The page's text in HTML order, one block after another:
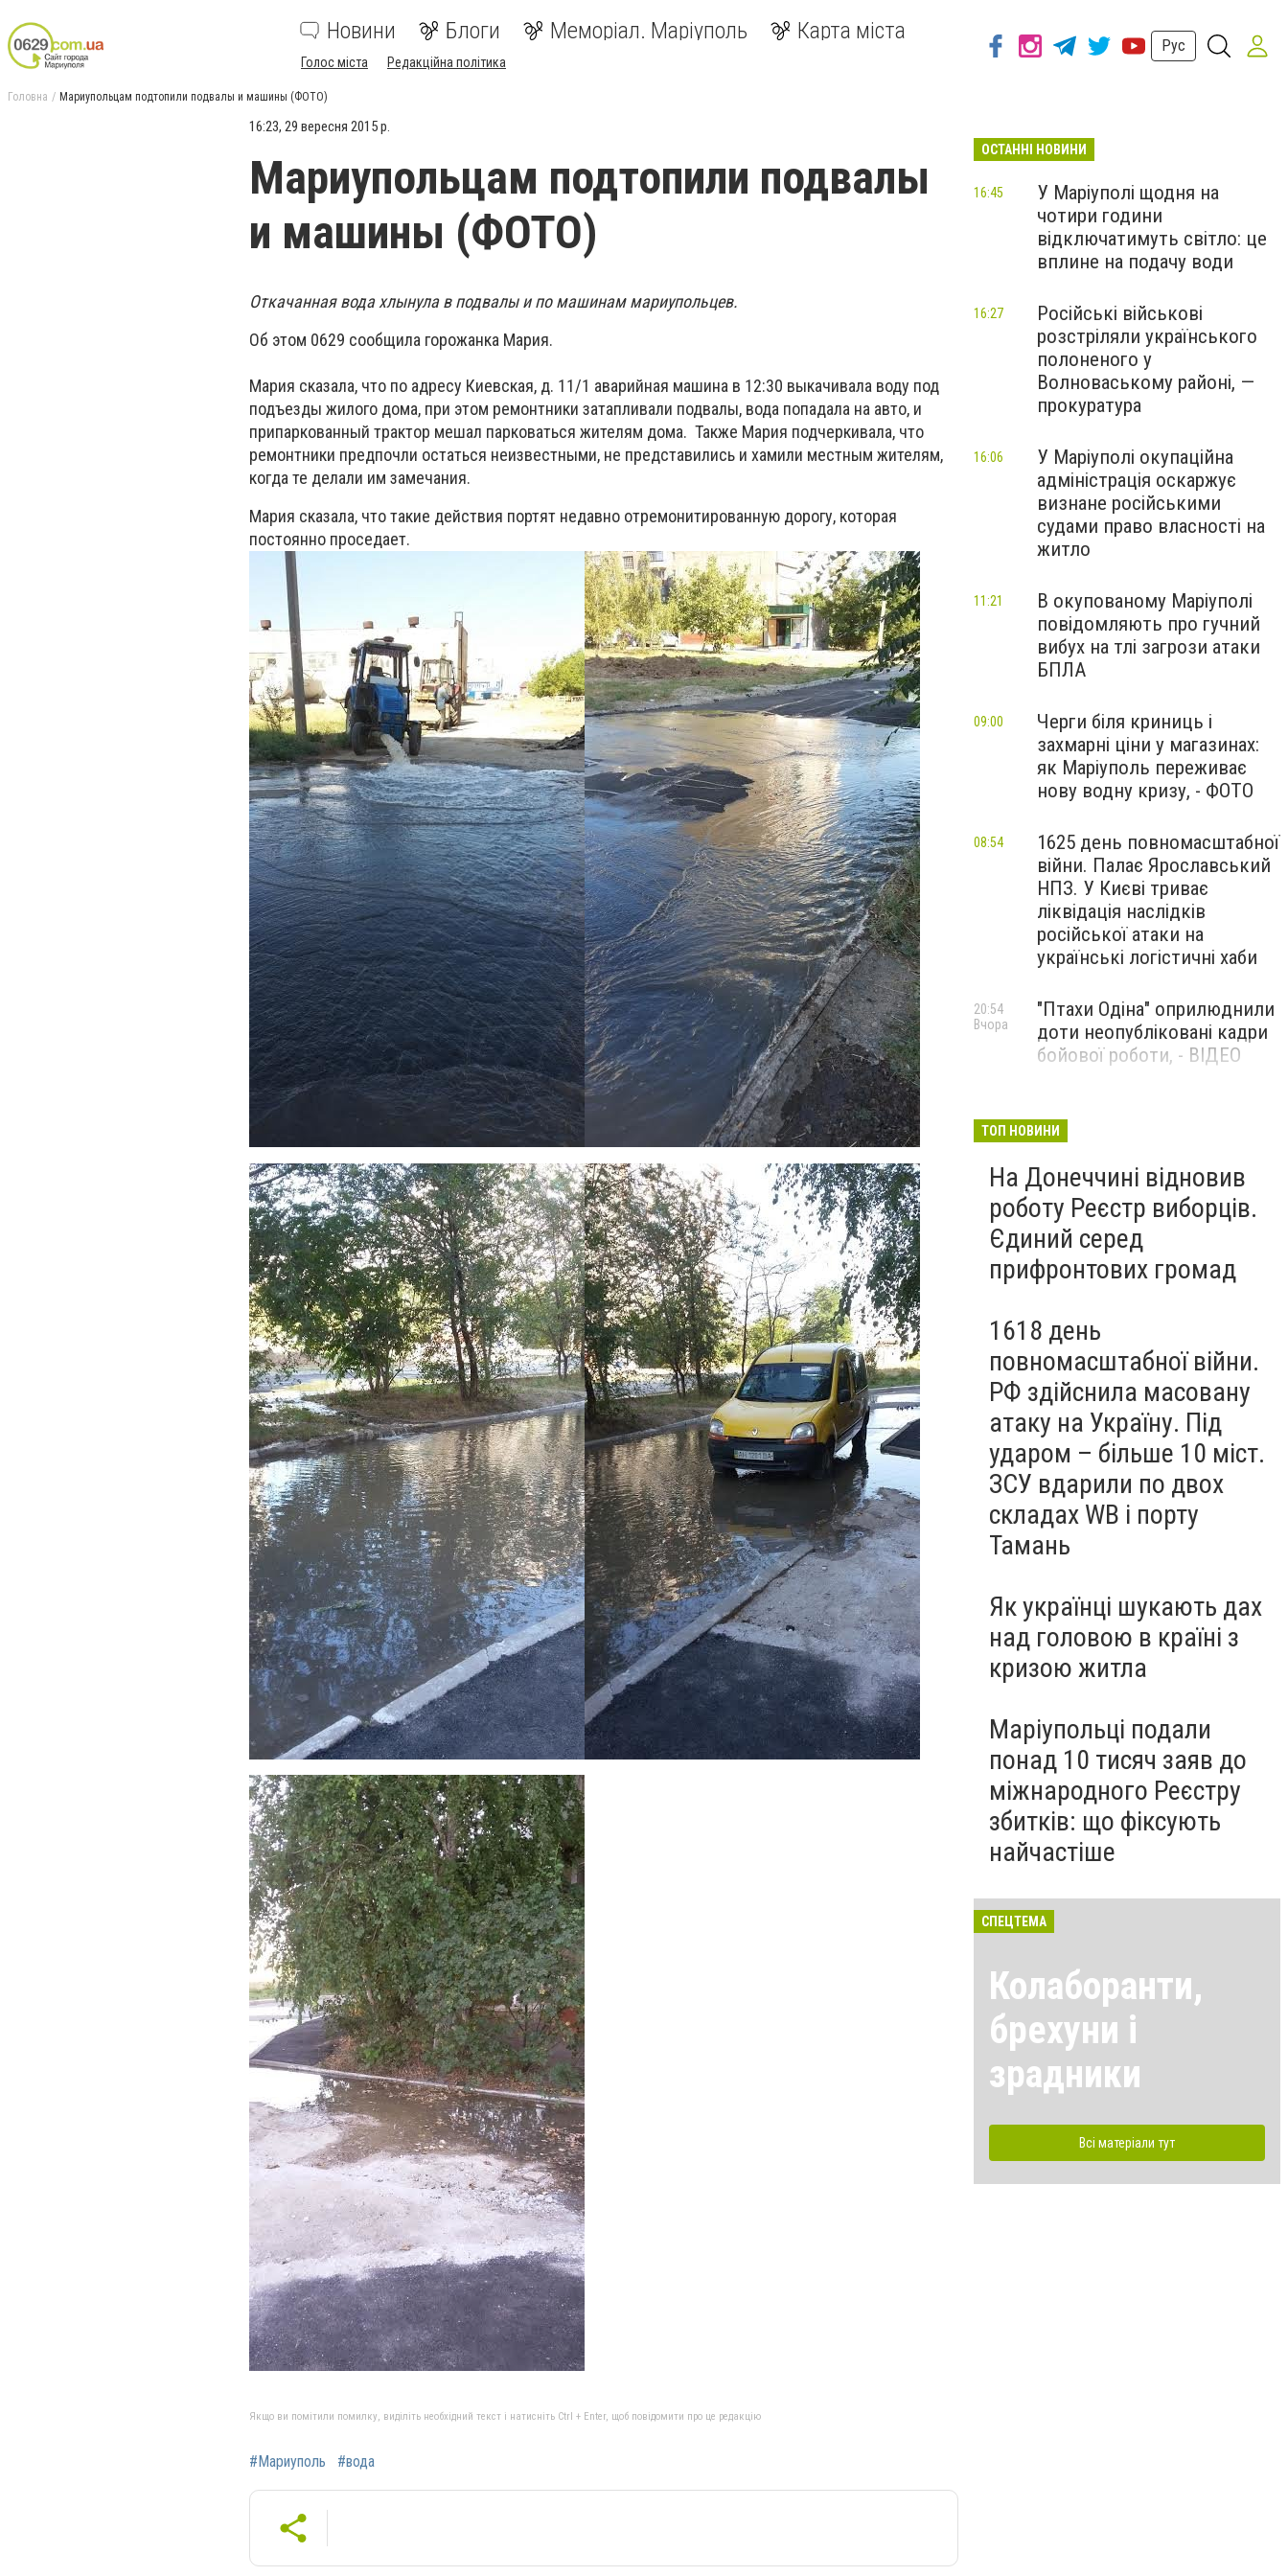
Новини Блоги Меморіал. Маріуполь Карта міста
Голос міста Редакційна політика
Рус
Головна Мариупольцам подтопили подвалы и машины (ФОТО)
16:23, 29 вересня 2015 р.
Мариупольцам подтопили подвалы
и машины (ФОТО)
Откачанная вода хлынула в подвалы и по машинам мариупольцев.
Об этом 0629 сообщила горожанка Мария.
Мария сказала, что по адресу Киевская, д. 11/1 аварийная машина в 12:30 выкачивала воду под
подъезды жилого дома, при этом ремонтники затапливали подвалы, вода попадала на авто, и
припаркованный трактор мешал парковаться жителям дома. Также Мария подчеркивала, что
ремонтники предпочли остаться неизвестными, не представились и хамили местным жителям,
когда те делали им замечания.
Мария сказала, что такие действия портят недавно отремонитированную дорогу, которая
постоянно проседает.
Якщо ви помітили помилку, виділіть необхідний текст і натисніть Ctrl + Enter, щоб повідомити про це редакцію
#Мариуполь #вода
ОСТАННІ НОВИНИ
У Маріуполі щодня на
чотири години
відключатимуть світло: це
вплине на подачу води
16:45
Російські військові
розстріляли українського
полоненого у
Волноваському районі, —
прокуратура
16:27
У Маріуполі окупаційна
адміністрація оскаржує
визнане російськими
судами право власності на
житло
16:06
В окупованому Маріуполі
повідомляють про гучний
вибух на тлі загрози атаки
БПЛА
11:21
Черги біля криниць і
захмарні ціни у магазинах:
як Маріуполь переживає
нову водну кризу, - ФОТО
09:00
1625 день повномасштабної
війни. Палає Ярославський
НПЗ. У Києві триває
ліквідація наслідків
російської атаки на
українські логістичні хаби
08:54
"Птахи Одіна" оприлюднили
доти неопубліковані кадри
бойової роботи, - ВІДЕО
20:54
Вчора
Бєдняков зіграє тата
новому українському
фільмі, - ФОТО
Вчора
ТОП НОВИНИ
На Донеччині відновив
роботу Реєстр виборців.
Єдиний серед
прифронтових громад
1618 день
повномасштабної війни.
РФ здійснила масовану
атаку на Україну. Під
ударом – більше 10 міст.
ЗСУ вдарили по двох
складах WB і порту
Тамань
Як українці шукають дах
над головою в країні з
кризою житла
Маріупольці подали
понад 10 тисяч заяв до
міжнародного Реєстру
збитків: що фіксують
найчастіше
СПЕЦТЕМА
Колаборанти,
брехуни і
зрадники
Всі матеріали тут